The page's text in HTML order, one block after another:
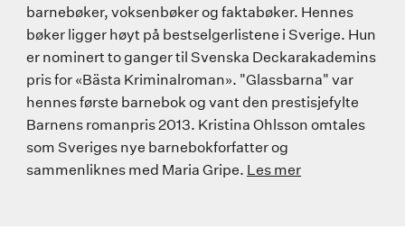
barnebøker, voksenbøker og faktabøker. Hennes
bøker ligger høyt på bestselgerlistene i Sverige. Hun
er nominert to ganger til Svenska Deckarakademins
pris for «Bästa Kriminalroman». "Glassbarna" var
hennes første barnebok og vant den prestisjefylte
Barnens romanpris 2013. Kristina Ohlsson omtales
som Sveriges nye barnebokforfatter og
sammenliknes med Maria Gripe. Les mer